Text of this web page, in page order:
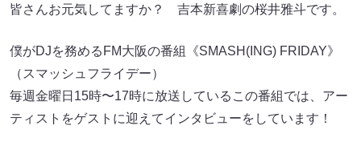
皆さんお元気してますか？ 吉本新喜劇の桜井雅斗です。
僕がDJを務めるFM大阪の番組《SMASH(ING) FRIDAY》
（スマッシュフライデー）
毎週金曜日15時〜17時に放送しているこの番組では、アー
ティストをゲストに迎えてインタビューをしています！